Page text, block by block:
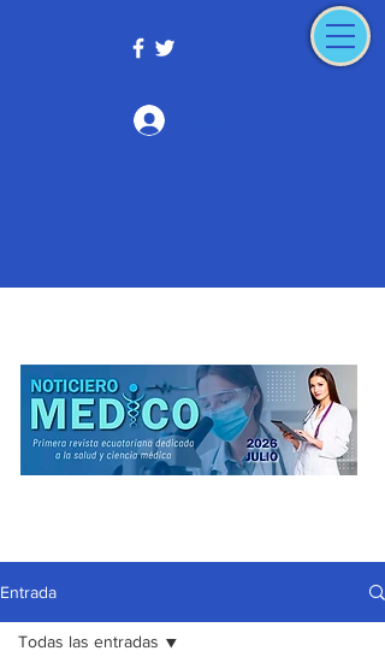
Entrada
Todas las entradas